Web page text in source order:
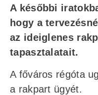
A későbbi
hogy a
az ideiglenes
tapasztalatait.
A főváros régóta
a rakpart ügyét.